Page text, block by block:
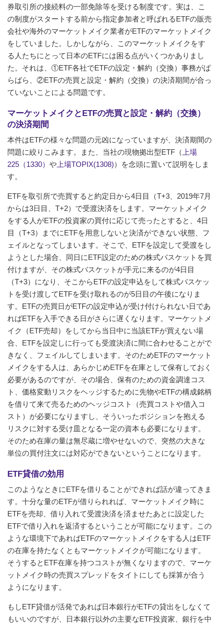
券取引所の接続料の一部免除等を受ける制度です。実は、こ
の制度がスタートする前から指定参加者と呼ばれるETFの販売
会社や海外のマーケットメイク業者がETFのマーケットメイク
をしていました。しかしながら、このマーケットメイクをす
る人たちにとって日本のETFには困る点がいくつかありまし
た。それは、①ETF各社でETFの設定・解約（交換）事務がば
らばら、②ETFの売買と設定・解約（交換）の決済期間が合っ
ていないことによる問題です。
マーケットメイクとETFの売買と設定・解約（交換）
の決済期間
本件はETFの様々な問題の元凶になっていますが、決済期間の
問題に絞りこみます。また、当社の現物拠出型ETF（ 上場
225（1330） や 上場TOPIX(1308)）を念頭に置いて説明をしま
す。
ETFを取引所で売買すると約定日から4日目（T+3、2019年7月
からは3日目、T+2）で受渡決済をします。マーケットメイク
をする人がETFの投資家の買付に応じて売ったとすると、4日
目（T+3）までにETFを用意しないと決済ができない状態、フ
ェイルとなってしまいます。そこで、ETFを設定して受渡をし
ようとした場合、同日にETF設定のための株式バスケットを買
付けますが、その株式バスケットが手元に来るのが4日目
（T+3）になり、そこからETFの設定申込をして株式バスケッ
トを受け渡してETFを受け取れるのが5日目の午後になりま
す。ETFの売買日がETFの設定申込が受け付けられない日であ
ればETFを入手できる日がさらに遅くなります。マーケットメ
イク（ETF売却）をしてから当日中に当該ETFが買えない場
合、ETFを設定しに行っても受渡決済に間に合わせることがで
きなく、フェイルしてしまいます。そのためETFのマーケット
メイクをする人は、あらかじめETFを在庫として保有しておく
必要があるのですが、その場合、保有のための資金調達コス
ト、価格変動リスクをヘッジするために先物やETFの構成銘柄
を借りて来て売るためのヘッジコスト（売買コストや借入コ
スト）が必要になりますし、そういったポジションを抱える
リスクに対する受け皿となる一定の資本も必要になります。
そのため在庫の量は無尽蔵に増やせないので、突然の大きな
単位の買付注文には対応ができないということになります。
ETF貸借の効用
このようなときにETFを借りることができれば話が違ってきま
す。十分な量のETFが借りられれば、マーケットメイク時に
ETFを売却、借り入れて受渡決済を済ませたあとに設定した
ETFで借り入れを返済するということが可能になります。この
ような環境下であればETFのマーケットメイクをする人はETF
の在庫を持たなくともマーケットメイクが可能になります。
そうするとETF在庫を持つコストが無くなりますので、マーケ
ットメイク時の売買スプレッドをタイトにしても採算が合う
ようになります。
もしETF貸借が活発であれば日本銀行がETFの貸出をしなくて
もいいのですが、日本銀行以外の主要なETF投資家、銀行を中